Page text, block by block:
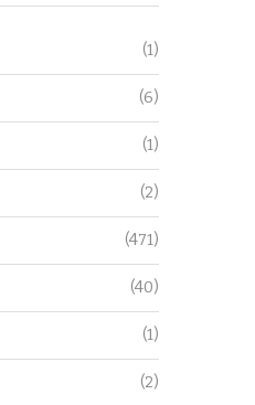
(1)
(6)
(1)
(2)
(471)
(40)
(1)
(2)